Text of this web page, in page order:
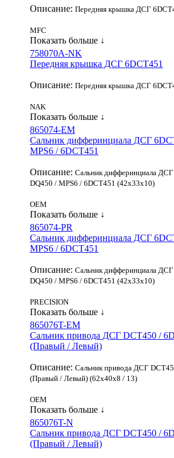
Описание: Передняя крышка ДСГ
MFC
Показать больше ↓
758070A-NK
Передняя крышка ДСГ 6DCT451
Описание: Передняя крышка ДСГ
NAK
Показать больше ↓
865074-EM
Сальник дифферинциала ДСГ
MPS6 / 6DCT451
Описание: Сальник дифферинциала
DQ450 / MPS6 / 6DCT451 (42x33x10)
OEM
Показать больше ↓
865074-PR
Сальник дифферинциала ДСГ
MPS6 / 6DCT451
Описание: Сальник дифферинциала
DQ450 / MPS6 / 6DCT451 (42x33x10)
PRECISION
Показать больше ↓
865076T-EM
Сальник привода ДСГ DCT450 /
(Правый / Левый)
Описание: Сальник привода ДСГ
(Правый / Левый) (62x40x8 / 13)
OEM
Показать больше ↓
865076T-N
Сальник привода ДСГ DCT450 /
(Правый / Левый)